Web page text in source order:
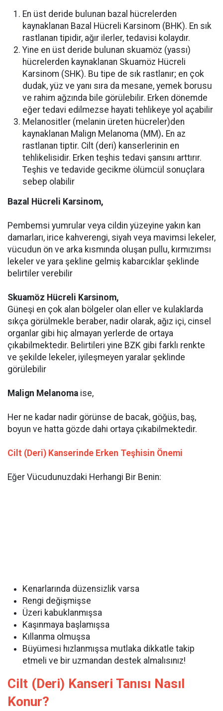
En üst deride bulunan bazal hücrelerden
kaynaklanan Bazal Hücreli Karsinom (BHK). En sık
rastlanan tipidir, ağır ilerler, tedavisi kolaydır.
Yine en üst deride bulunan skuamöz (yassı)
hücrelerden kaynaklanan Skuamöz Hücreli
Karsinom (SHK). Bu tipe de sık rastlanır; en çok
dudak, yüz ve yanı sıra da mesane, yemek borusu
ve rahim ağzında bile görülebilir. Erken dönemde
eğer tedavi edilmezse hayati tehlikeye yol açabilir
Melanositler (melanin üreten hücreler)den
kaynaklanan Malign Melanoma (MM). En az
rastlanan tiptir. Cilt (deri) kanserlerinin en
tehlikelisidir. Erken teşhis tedavi şansını arttırır.
Teşhis ve tedavide gecikme ölümcül sonuçlara
sebep olabilir
Bazal Hücreli Karsinom,
Pembemsi yumrular veya cildin yüzeyine yakın kan
damarları, irice kahverengi, siyah veya mavimsi lekeler,
vücudun ön ve arka kısmında oluşan pullu, kırmızımsı
lekeler ve yara şekline gelmiş kabarcıklar şeklinde
belirtiler verebilir
Skuamöz Hücreli Karsinom,
Güneşi en çok alan bölgeler olan eller ve kulaklarda
sıkça görülmekle beraber, nadir olarak, ağız içi, cinsel
organlar gibi hiç almayan yerlerde de ortaya
çıkabilmektedir. Belirtileri yine BZK gibi farklı renkte
ve şekilde lekeler, iyileşmeyen yaralar şeklinde
görülebilir
Malign Melanoma ise,
Her ne kadar nadir görünse de bacak, göğüs, baş,
boyun ve hatta gözde dahi ortaya çıkabilmektedir.
Cilt (Deri) Kanserinde Erken Teşhisin Önemi
Eğer Vücudunuzdaki Herhangi Bir Benin:
Kenarlarında düzensizlik varsa
Rengi değişmişse
Üzeri kabuklanmışsa
Kaşınmaya başlamışsa
Kıllanma olmuşsa
Büyümesi hızlanmışsa mutlaka dikkatle takip
etmeli ve bir uzmandan destek almalısınız!
Cilt (Deri) Kanseri Tanısı Nasıl
Konur?